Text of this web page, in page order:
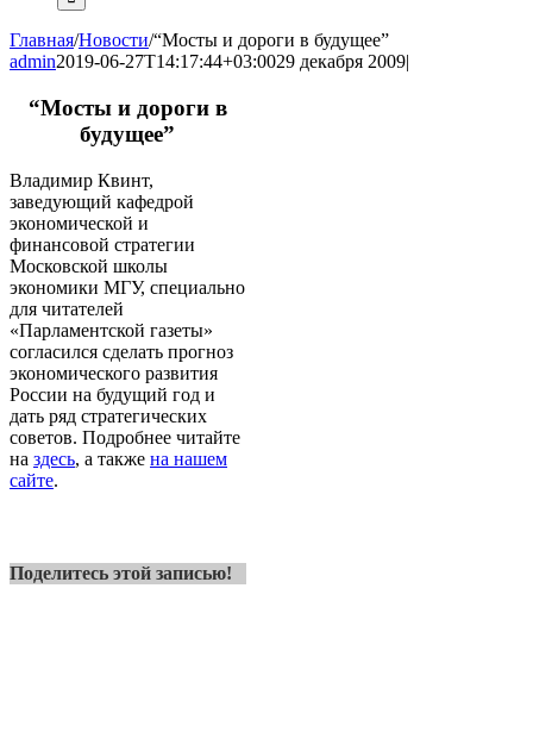
Главная/Новости/“Мосты и дороги в будущее”
admin2019-06-27T14:17:44+03:0029 декабря 2009|
“Мосты и дороги в
будущее”
Владимир Квинт,
заведующий кафедрой
экономической и
финансовой стратегии
Московской школы
экономики МГУ, cпециально
для читателей
«Парламентской газеты»
согласился сделать прогноз
экономического развития
России на будущий год и
дать ряд стратегических
советов. Подробнее читайте
на здесь, а также на нашем
сайте.
Поделитесь этой записью!